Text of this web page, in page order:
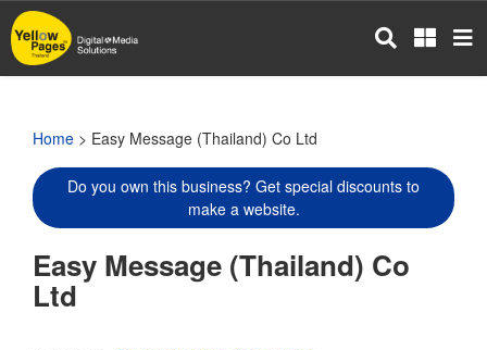
Skip
to
main
Home > Easy Message (Thailand) Co Ltd
Do you own this business? Get special discounts to
make a website.
Easy Message (Thailand) Co
Ltd